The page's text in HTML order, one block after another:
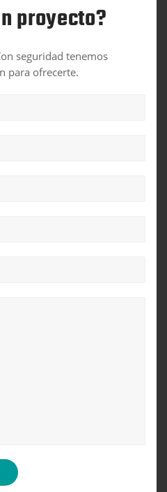
proyecto?
seguridad tenemos
para ofrecerte.